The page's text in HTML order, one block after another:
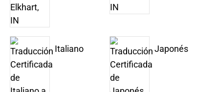
Italiano Japonés